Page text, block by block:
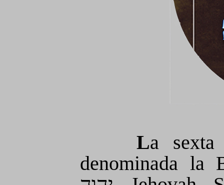
La
denominada la